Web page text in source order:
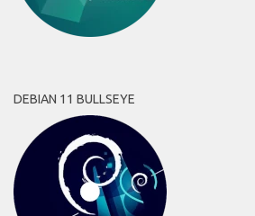
DEBIAN 11 BULLSEYE